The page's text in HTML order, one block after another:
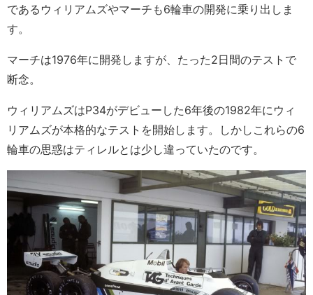
であるウィリアムズやマーチも6輪車の開発に乗り出しま
す。
マーチは1976年に開発しますが、たった2日間のテストで
断念。
ウィリアムズはP34がデビューした6年後の1982年にウィ
リアムズが本格的なテストを開始します。しかしこれらの6
輪車の思惑はティレルとは少し違っていたのです。